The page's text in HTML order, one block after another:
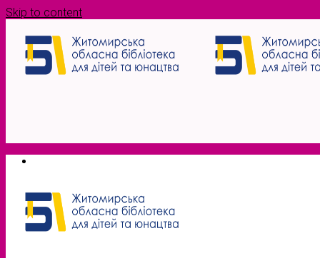
Skip to content